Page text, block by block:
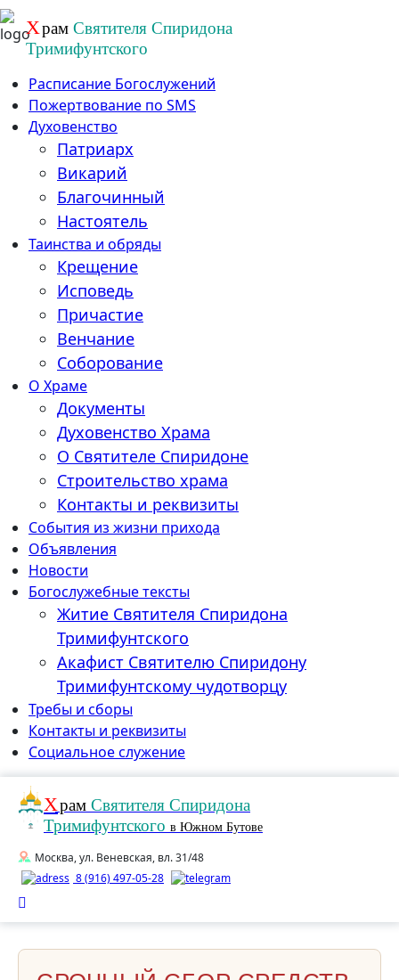
Перейти
к
содержанию
Храм Святителя Спиридона
Тримифунтского
Расписание Богослужений
Пожертвование по SMS
Духовенство
Патриарх
Викарий
Благочинный
Настоятель
Таинства и обряды
Крещение
Исповедь
Причастие
Венчание
Соборование
О Храме
Документы
Духовенство Храма
О Святителе Спиридоне
Строительство храма
Контакты и реквизиты
События из жизни прихода
Объявления
Новости
Богослужебные тексты
Житие Cвятителя Спиридона
Тримифунтского
Акафист Cвятителю Спиридону
Тримифунтскому чудотворцу
Требы и сборы
Контакты и реквизиты
Социальное служение
Храм Святителя Спиридона
Тримифунтского в Южном Бутове
Москва, ул. Веневская, вл. 31/48
8 (916) 497-05-28